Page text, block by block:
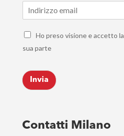
m
*
C
e
k
b
o
s
*
Ho preso visione e accetto la
sua parte
Invia
Contatti Milano